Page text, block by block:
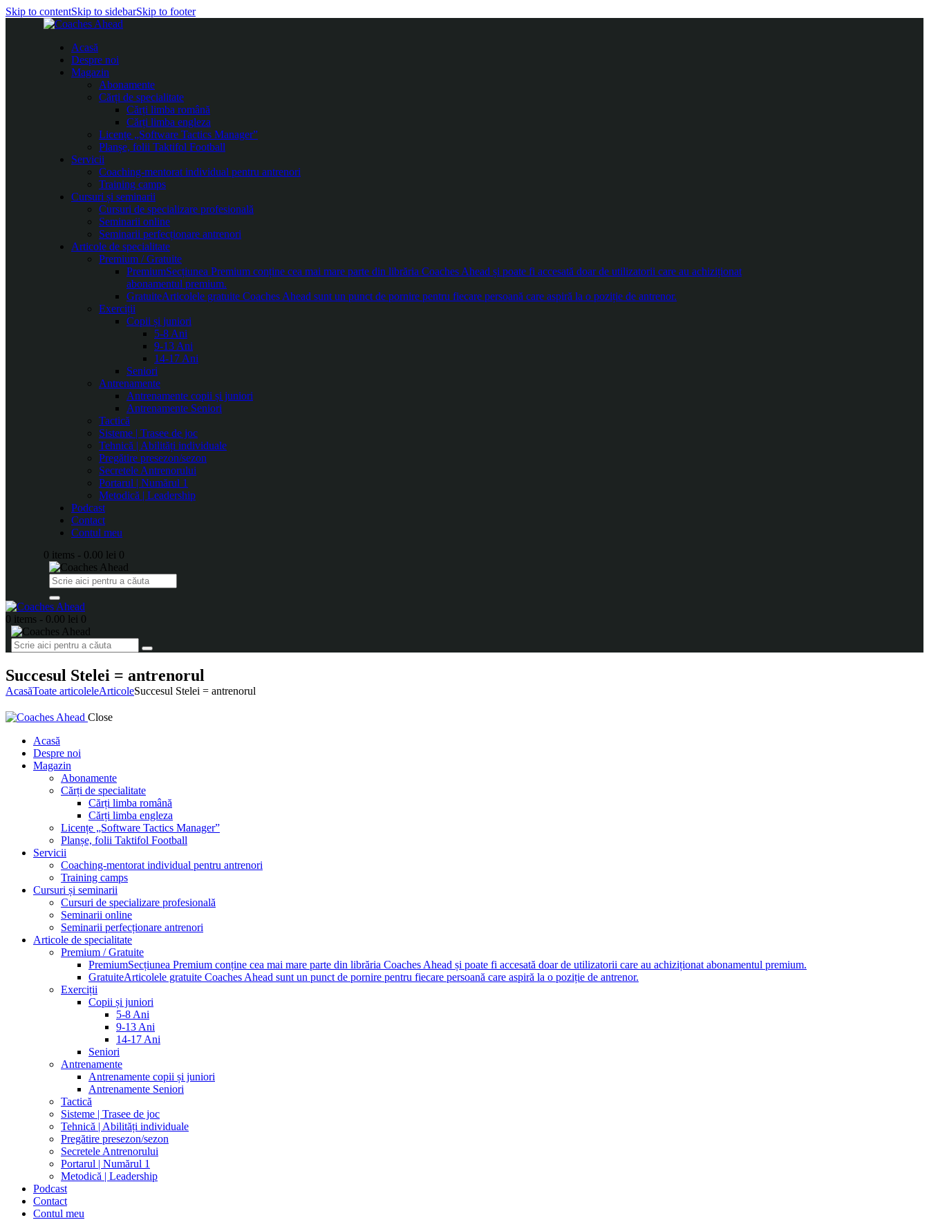
Skip to contentSkip to sidebarSkip to footer
Acasă
Despre noi
Magazin
Abonamente
Cărți de specialitate
Cărți limba română
Cărți limba engleza
Licențe „Software Tactics Manager”
Planșe, folii Taktifol Football
Servicii
Coaching-mentorat individual pentru antrenori
Training camps
Cursuri și seminarii
Cursuri de specializare profesională
Seminarii online
Seminarii perfecționare antrenori
Articole de specialitate
Premium / Gratuite
PremiumSecțiunea Premium conține cea mai mare parte din librăria Coaches Ahead și poate fi accesată doar de utilizatorii care au achiziționat
abonamentul premium.
GratuiteArticolele gratuite Coaches Ahead sunt un punct de pornire pentru fiecare persoană care aspiră la o poziție de antrenor.
Exerciții
Copii și juniori
5-8 Ani
9-13 Ani
14-17 Ani
Seniori
Antrenamente
Antrenamente copii și juniori
Antrenamente Seniori
Tactică
Sisteme | Trasee de joc
Tehnică | Abilități individuale
Pregătire presezon/sezon
Secretele Antrenorului
Portarul | Numărul 1
Metodică | Leadership
Podcast
Contact
Contul meu
0 items - 0.00 lei 0
0 items - 0.00 lei 0
Succesul Stelei = antrenorul
AcasăToate articoleleArticoleSuccesul Stelei = antrenorul
Close
Acasă
Despre noi
Magazin
Abonamente
Cărți de specialitate
Cărți limba română
Cărți limba engleza
Licențe „Software Tactics Manager”
Planșe, folii Taktifol Football
Servicii
Coaching-mentorat individual pentru antrenori
Training camps
Cursuri și seminarii
Cursuri de specializare profesională
Seminarii online
Seminarii perfecționare antrenori
Articole de specialitate
Premium / Gratuite
PremiumSecțiunea Premium conține cea mai mare parte din librăria Coaches Ahead și poate fi accesată doar de utilizatorii care au achiziționat abonamentul premium.
GratuiteArticolele gratuite Coaches Ahead sunt un punct de pornire pentru fiecare persoană care aspiră la o poziție de antrenor.
Exerciții
Copii și juniori
5-8 Ani
9-13 Ani
14-17 Ani
Seniori
Antrenamente
Antrenamente copii și juniori
Antrenamente Seniori
Tactică
Sisteme | Trasee de joc
Tehnică | Abilități individuale
Pregătire presezon/sezon
Secretele Antrenorului
Portarul | Numărul 1
Metodică | Leadership
Podcast
Contact
Contul meu